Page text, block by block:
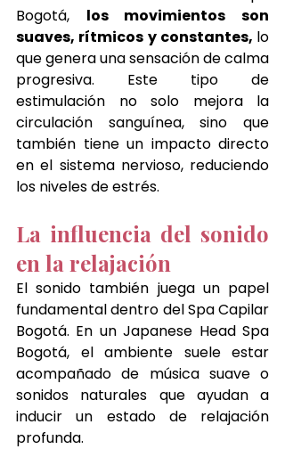
Bogotá, los movimientos son
suaves, rítmicos y constantes, lo
que genera una sensación de calma
progresiva. Este tipo de
estimulación no solo mejora la
circulación sanguínea, sino que
también tiene un impacto directo
en el sistema nervioso, reduciendo
los niveles de estrés.
La influencia del sonido
en la relajación
El sonido también juega un papel
fundamental dentro del Spa Capilar
Bogotá. En un Japanese Head Spa
Bogotá, el ambiente suele estar
acompañado de música suave o
sonidos naturales que ayudan a
inducir un estado de relajación
profunda.